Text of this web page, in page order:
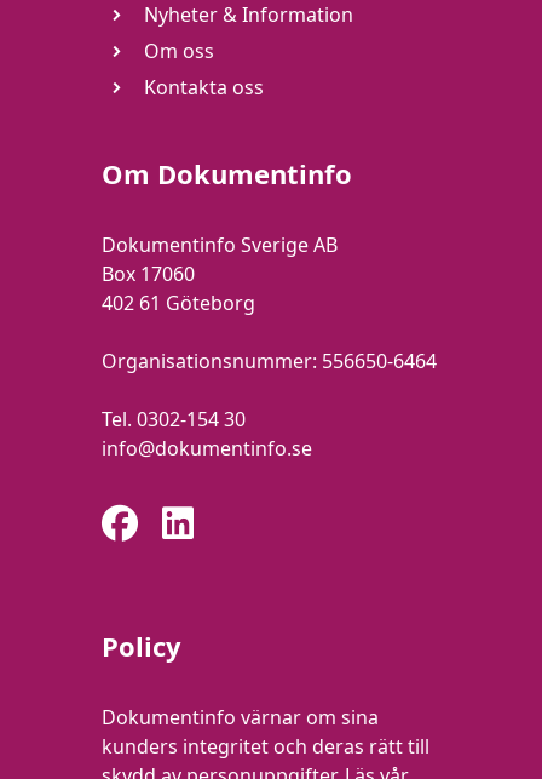
Nyheter & Information
Om oss
Kontakta oss
Om Dokumentinfo
Dokumentinfo Sverige AB
Box 17060
402 61 Göteborg
Organisationsnummer: 556650-6464
Tel. 0302-154 30
info@dokumentinfo.se
Policy
Dokumentinfo värnar om sina
kunders integritet och deras rätt till